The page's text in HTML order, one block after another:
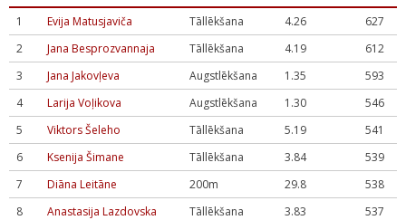
1 Evija Matusjaviča Tāllēkšana 4.26
627
2
Jana Besprozvannaja Tāllēkšana 4.19
612
3
Jana Jakovļeva Augstlēkšana 1.35
593
4
Larija Voļikova Augstlēkšana 1.30
546
5
Viktors Šeleho Tāllēkšana 5.19
541
6
Ksenija Šimane Tāllēkšana 3.84
539
7
Diāna Leitāne 200m 29.8
538
8
Anastasija Lazdovska Tāllēkšana 3.83
537